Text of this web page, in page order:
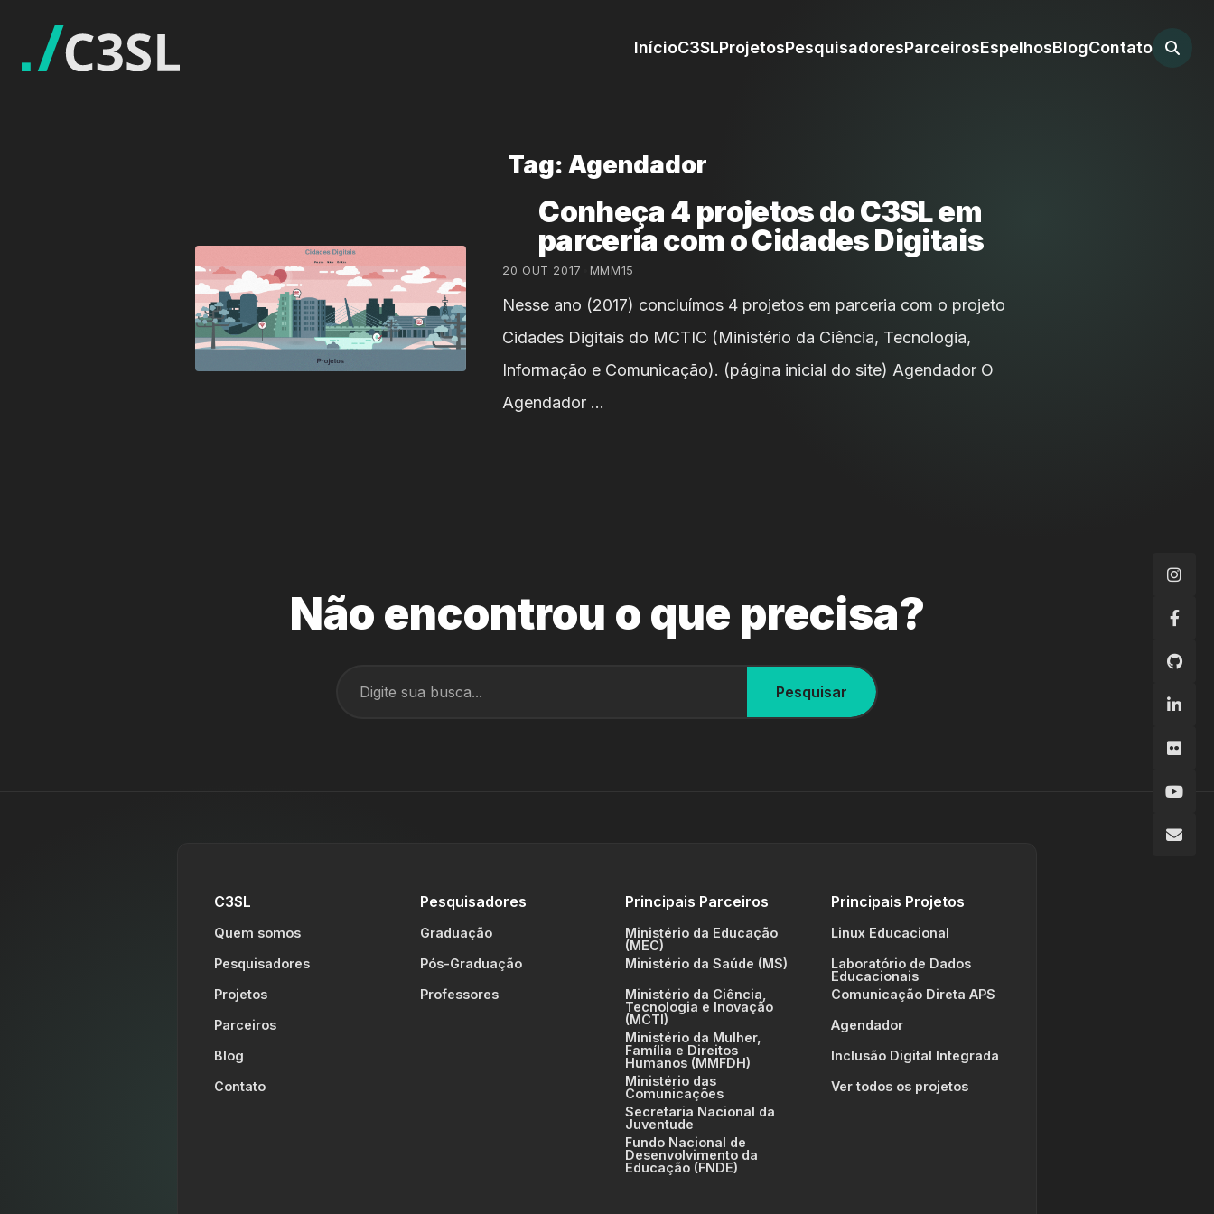
InícioC3SLProjetosPesquisadoresParceirosEspelhosBlogContato
Tag: Agendador
Conheça 4 projetos do C3SL em
parceria com o Cidades Digitais
20 OUT 2017 MMM15
Nesse ano (2017) concluímos 4 projetos em parceria com o projeto
Cidades Digitais do MCTIC (Ministério da Ciência, Tecnologia,
Informação e Comunicação). (página inicial do site) Agendador O
Agendador …
Não encontrou o que precisa?
Pesquisar
C3SL
Quem somos
Pesquisadores
Projetos
Parceiros
Blog
Contato
Pesquisadores
Graduação
Pós-Graduação
Professores
Principais Parceiros
Ministério da Educação
(MEC)
Ministério da Saúde (MS)
Ministério da Ciência,
Tecnologia e Inovação
(MCTI)
Ministério da Mulher,
Família e Direitos
Humanos (MMFDH)
Ministério das
Comunicações
Secretaria Nacional da
Juventude
Fundo Nacional de
Desenvolvimento da
Educação (FNDE)
Principais Projetos
Linux Educacional
Laboratório de Dados
Educacionais
Comunicação Direta APS
Agendador
Inclusão Digital Integrada
Ver todos os projetos